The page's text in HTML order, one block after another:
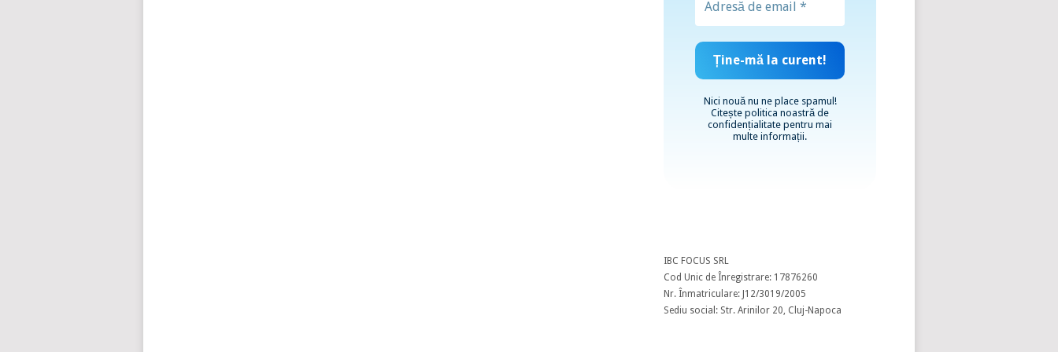
Nici nouă nu ne place spamul!
Citește politica noastră de
confidențialitate pentru mai
multe informații.
IBC FOCUS SRL
Cod Unic de Înregistrare: 17876260
Nr. Înmatriculare: J12/3019/2005
Sediu social: Str. Arinilor 20, Cluj-Napoca